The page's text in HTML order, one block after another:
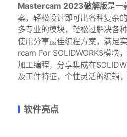
Mastercam 2023破解版是一
案，轻松设计即可出各种复杂
多专业的模块，轻松过解决各
使用分享最佳编程方案，满足
rcam For SOLIDWORKS模块
加工编程，分享集成在
及工件特征，个性灵活的编辑
软件亮点